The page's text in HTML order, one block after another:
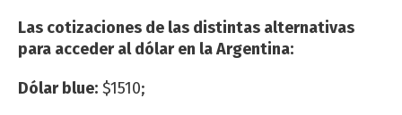
Las cotizaciones de las distintas alternativas
para acceder al dólar en la Argentina:
Dólar blue: $1510;